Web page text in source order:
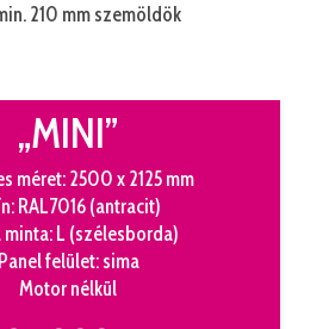
210 mm szemöldök
„MINI”
méret: 2500 x 2125 mm
RAL7016 (antracit)
minta: L (szélesborda)
Panel felület: sima
Motor nélkül